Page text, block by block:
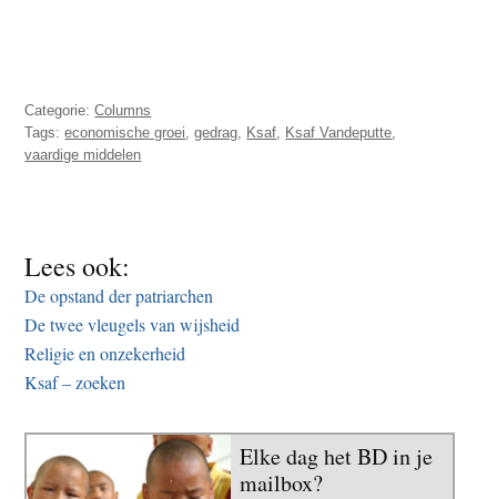
Categorie:Columns
Tags:economische groei ,gedrag Ksaf Ksaf Vandeputte
vaardige middelen
Lees ook:
De opstand der patriarchen
De twee vleugels van wijsheid
Religie en onzekerheid
Ksaf – zoeken
Elke dag het BD in je
mailbox?